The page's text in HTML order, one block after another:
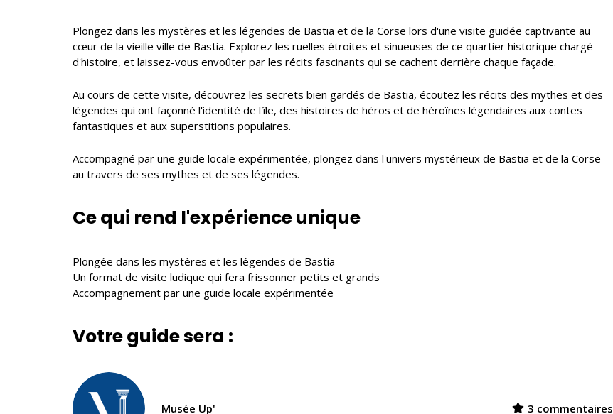
Plongez dans les mystères et les légendes de Bastia et de la Corse lors d'une visite guidée captivante au
cœur de la vieille ville de Bastia. Explorez les ruelles étroites et sinueuses de ce quartier historique chargé
d'histoire, et laissez-vous envoûter par les récits fascinants qui se cachent derrière chaque façade.
Au cours de cette visite, découvrez les secrets bien gardés de Bastia, écoutez les récits des mythes et des
légendes qui ont façonné l'identité de l'île, des histoires de héros et de héroïnes légendaires aux contes
fantastiques et aux superstitions populaires.
Accompagné par une guide locale expérimentée, plongez dans l'univers mystérieux de Bastia et de la Corse
au travers de ses mythes et de ses légendes.
Ce qui rend l'expérience unique
Plongée dans les mystères et les légendes de Bastia
Un format de visite ludique qui fera frissonner petits et grands
Accompagnement par une guide locale expérimentée
Votre guide sera :
Musée Up' 3 commentaires